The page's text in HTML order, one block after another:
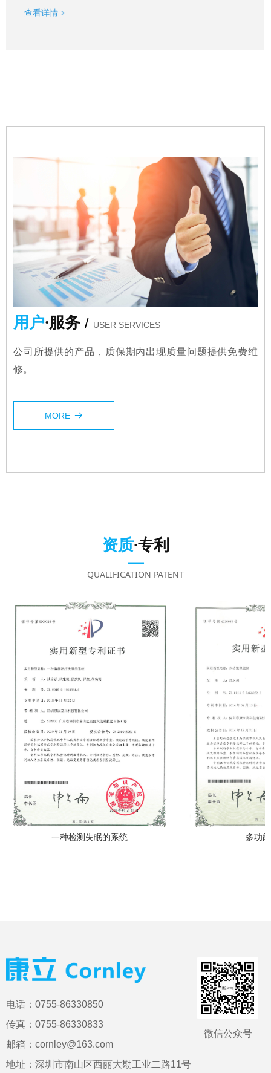
查看详情 >
用户·服务 / USER SERVICES
公司所提供的产品，质保期内出现质量问题提供免费维
修。
MORE 뀠
资质·专利
—
QUALIFICATION PATENT
一种检测失眠的系统 多功能保健仪
微信公众号
电话：0755-86330850
传真：0755-86330833
邮箱：cornley@163.com
地址：深圳市南山区西丽大勘工业二路11号